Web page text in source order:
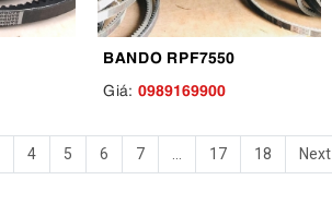
BANDO RPF7550
Giá: 0989169900
4 5 6 7 17 18 Next